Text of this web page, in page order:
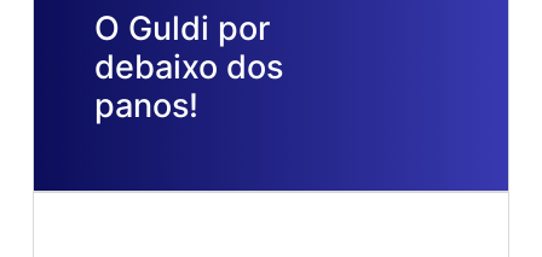
O Guldi por
debaixo dos
panos!